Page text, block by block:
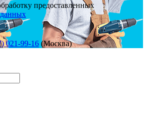
предоставленных
021-99-16 (Москва)